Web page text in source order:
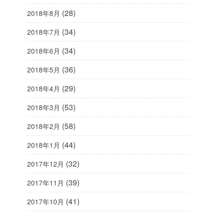
2018年8月 (28)
2018年7月 (34)
2018年6月 (34)
2018年5月 (36)
2018年4月 (29)
2018年3月 (53)
2018年2月 (58)
2018年1月 (44)
2017年12月 (32)
2017年11月 (39)
2017年10月 (41)